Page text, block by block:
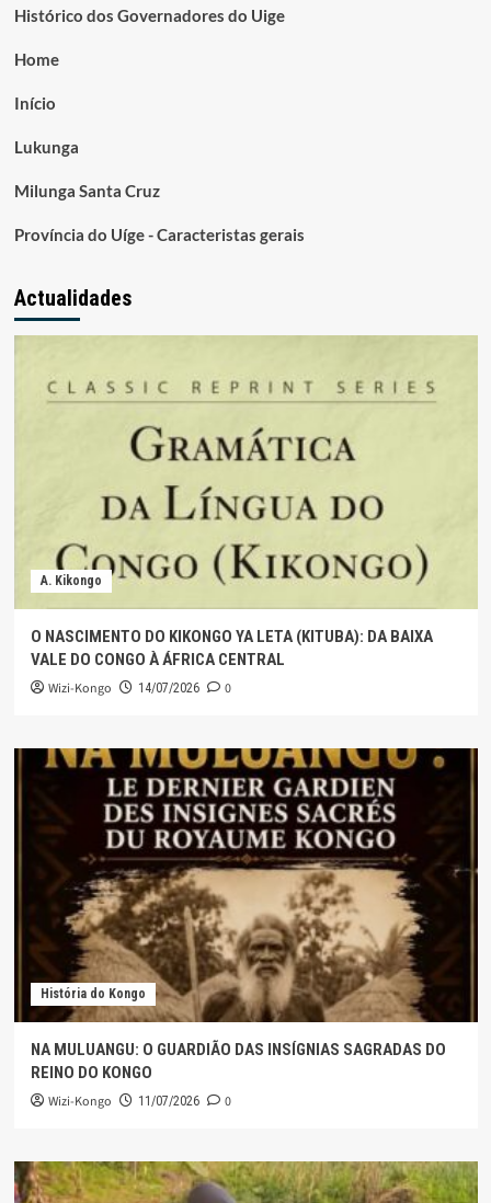
Histórico dos Governadores do Uige
Home
Início
Lukunga
Milunga Santa Cruz
Província do Uíge - Caracteristas gerais
Actualidades
A. Kikongo
O NASCIMENTO DO KIKONGO YA LETA (KITUBA): DA BAIXA
VALE DO CONGO À ÁFRICA CENTRAL
Wizi-Kongo 14/07/2026 0
História do Kongo
NA MULUANGU: O GUARDIÃO DAS INSÍGNIAS SAGRADAS DO
REINO DO KONGO
Wizi-Kongo 11/07/2026 0